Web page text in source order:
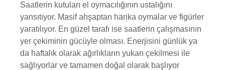
Saatlerin kutuları el oymacılığının ustalığını
yansıtıyor. Masif ahşaptan harika oymalar ve figürler
yaratılıyor. En güzel tarafı ise saatlerin çalışmasının
yer çekiminin gücüyle olması. Enerjisini günlük ya
da haftalık olarak ağırlıkların yukarı çekilmesi ile
sağlıyorlar ve tamamen doğal olarak başlıyor